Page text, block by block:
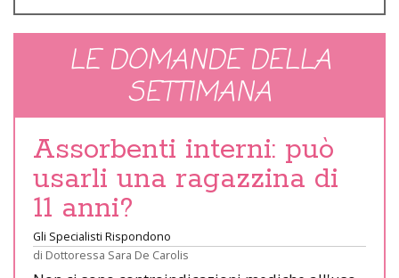
LE DOMANDE DELLA
SETTIMANA
Assorbenti interni: può
usarli una ragazzina di
11 anni?
Gli Specialisti Rispondono
di Dottoressa Sara De Carolis